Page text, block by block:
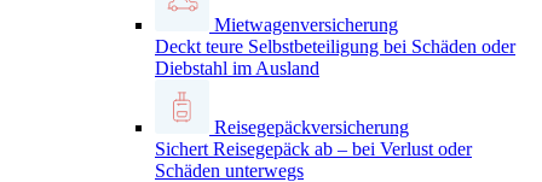
Mietwagenversicherung
Deckt teure Selbstbeteiligung bei Schäden oder
Diebstahl im Ausland
Reisegepäckversicherung
Sichert Reisegepäck ab – bei Verlust oder
Schäden unterwegs